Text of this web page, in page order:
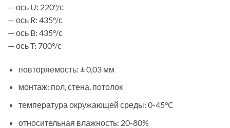
— ось U: 220°/с
— ось R: 435°/с
— ось B: 435°/с
— ось T: 700°/с
повторяемость: ± 0,03 мм
монтаж: пол, стена, потолок
температура окружающей среды: 0-45°C
относительная влажность: 20-80%